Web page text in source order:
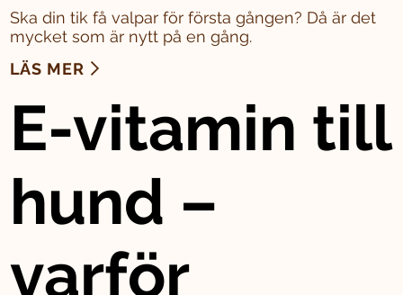
Ska din tik få valpar för första gången? Då är det
mycket som är nytt på en gång.
LÄS MER
E-vitamin till
hund –
varför